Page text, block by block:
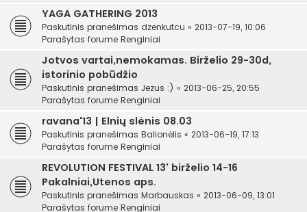
YAGA GATHERING 2013
Paskutinis pranešimas dzenkutcu « 2013-07-19, 10:06
Parašytas forume Renginiai
Jotvos vartai,nemokamas. Birželio 29-30d,
istorinio pobūdžio
Paskutinis pranešimas Jezus :) « 2013-06-25, 20:55
Parašytas forume Renginiai
ravana'13 | Elnių slėnis 08.03
Paskutinis pranešimas Balionėlis « 2013-06-19, 17:13
Parašytas forume Renginiai
REVOLUTION FESTIVAL 13' birželio 14-16
Pakalniai,Utenos aps.
Paskutinis pranešimas Marbauskas « 2013-06-09, 13:01
Parašytas forume Renginiai